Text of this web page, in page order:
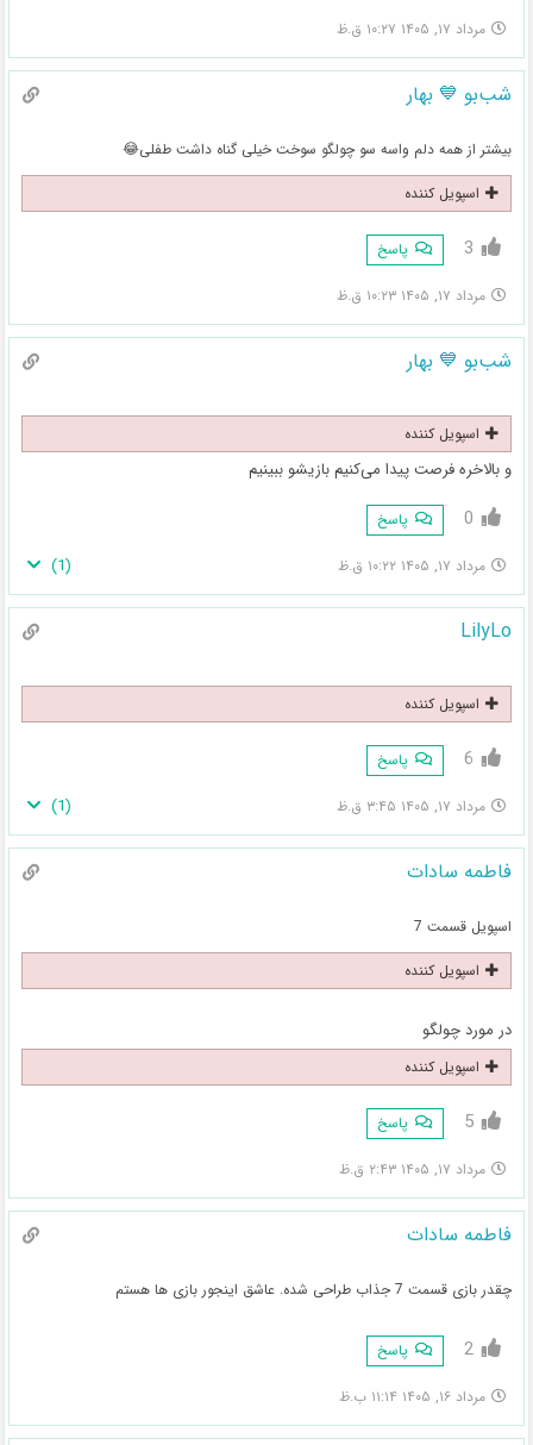
مرداد ۱۷, ۱۴۰۵ ۱۰:۲۷ ق.ظ
شب‌بو 💙 بهار
بیشتر از همه دلم واسه سو چولگو سوخت خیلی گناه داشت طفلی😂
اسپویل کننده
3 پاسخ
مرداد ۱۷, ۱۴۰۵ ۱۰:۲۳ ق.ظ
شب‌بو 💙 بهار
اسپویل کننده
و بالاخره فرصت پیدا می‌کنیم بازیشو ببینیم
0 پاسخ
مرداد ۱۷, ۱۴۰۵ ۱۰:۲۲ ق.ظ (
1
)
LilyLo
اسپویل کننده
6 پاسخ
مرداد ۱۷, ۱۴۰۵ ۳:۴۵ ق.ظ (
1
)
فاطمه سادات
اسپویل قسمت 7
اسپویل کننده
در مورد چولگو
اسپویل کننده
5 پاسخ
مرداد ۱۷, ۱۴۰۵ ۲:۴۳ ق.ظ
فاطمه سادات
چقدر بازی قسمت 7 جذاب طراحی شده. عاشق اینجور بازی ها هستم
2 پاسخ
مرداد ۱۶, ۱۴۰۵ ۱۱:۱۴ ب.ظ